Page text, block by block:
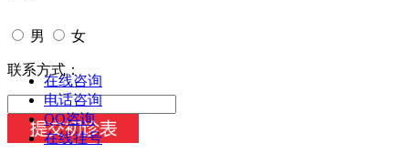
男 女
今天日期：
联系方式：
在线咨询
电话咨询
QQ咨询
在线挂号